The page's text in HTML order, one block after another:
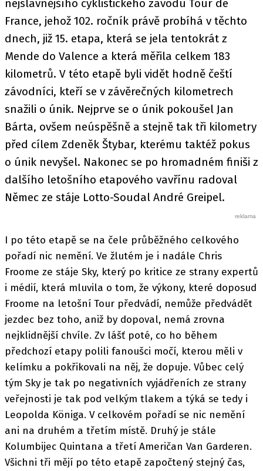
nejslavnějšího cyklistického závodu Tour de
France, jehož 102. ročník právě probíhá v těchto
dnech, již 15. etapa, která se jela tentokrát z
Mende do Valence a která měřila celkem 183
kilometrů. V této etapě byli vidět hodně čeští
závodníci, kteří se v závěrečných kilometrech
snažili o únik. Nejprve se o únik pokoušel Jan
Bárta, ovšem neúspěšně a stejně tak tři kilometry
před cílem Zdeněk Štybar, kterému taktéž pokus
o únik nevyšel. Nakonec se po hromadném finiši z
dalšího letošního etapového vavřínu radoval
Němec ze stáje Lotto-Soudal André Greipel.
I po této etapě se na čele průběžného celkového
pořadí nic nemění. Ve žlutém je i nadále Chris
Froome ze stáje Sky, který po kritice ze strany expertů
i médií, která mluvila o tom, že výkony, které doposud
Froome na letošní Tour předvádí, nemůže předvádět
jezdec bez toho, aniž by dopoval, nemá zrovna
nejklidnější chvíle. Zv lášť poté, co ho během
předchozí etapy polili fanoušci močí, kterou měli v
kelímku a pokřikovali na něj, že dopuje. Vůbec celý
tým Sky je tak po negativních vyjádřeních ze strany
veřejnosti je tak pod velkým tlakem a týká se tedy i
Leopolda Königa. V celkovém pořadí se nic nemění
ani na druhém a třetím místě. Druhý je stále
Kolumbijec Quintana a třetí Američan Van Garderen.
Všichni tři mějí po této etapě započtený stejný čas,